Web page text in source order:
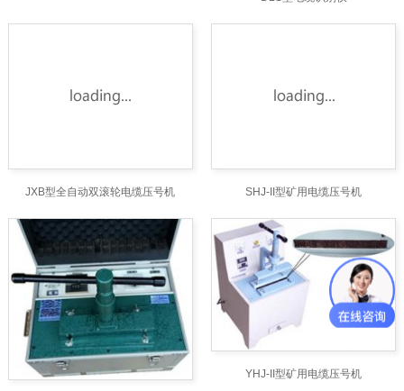
JXB型全自动双滚轮电缆压号机 SHJ-II型矿用电缆压号机
YHJ-II型矿用电缆压号机